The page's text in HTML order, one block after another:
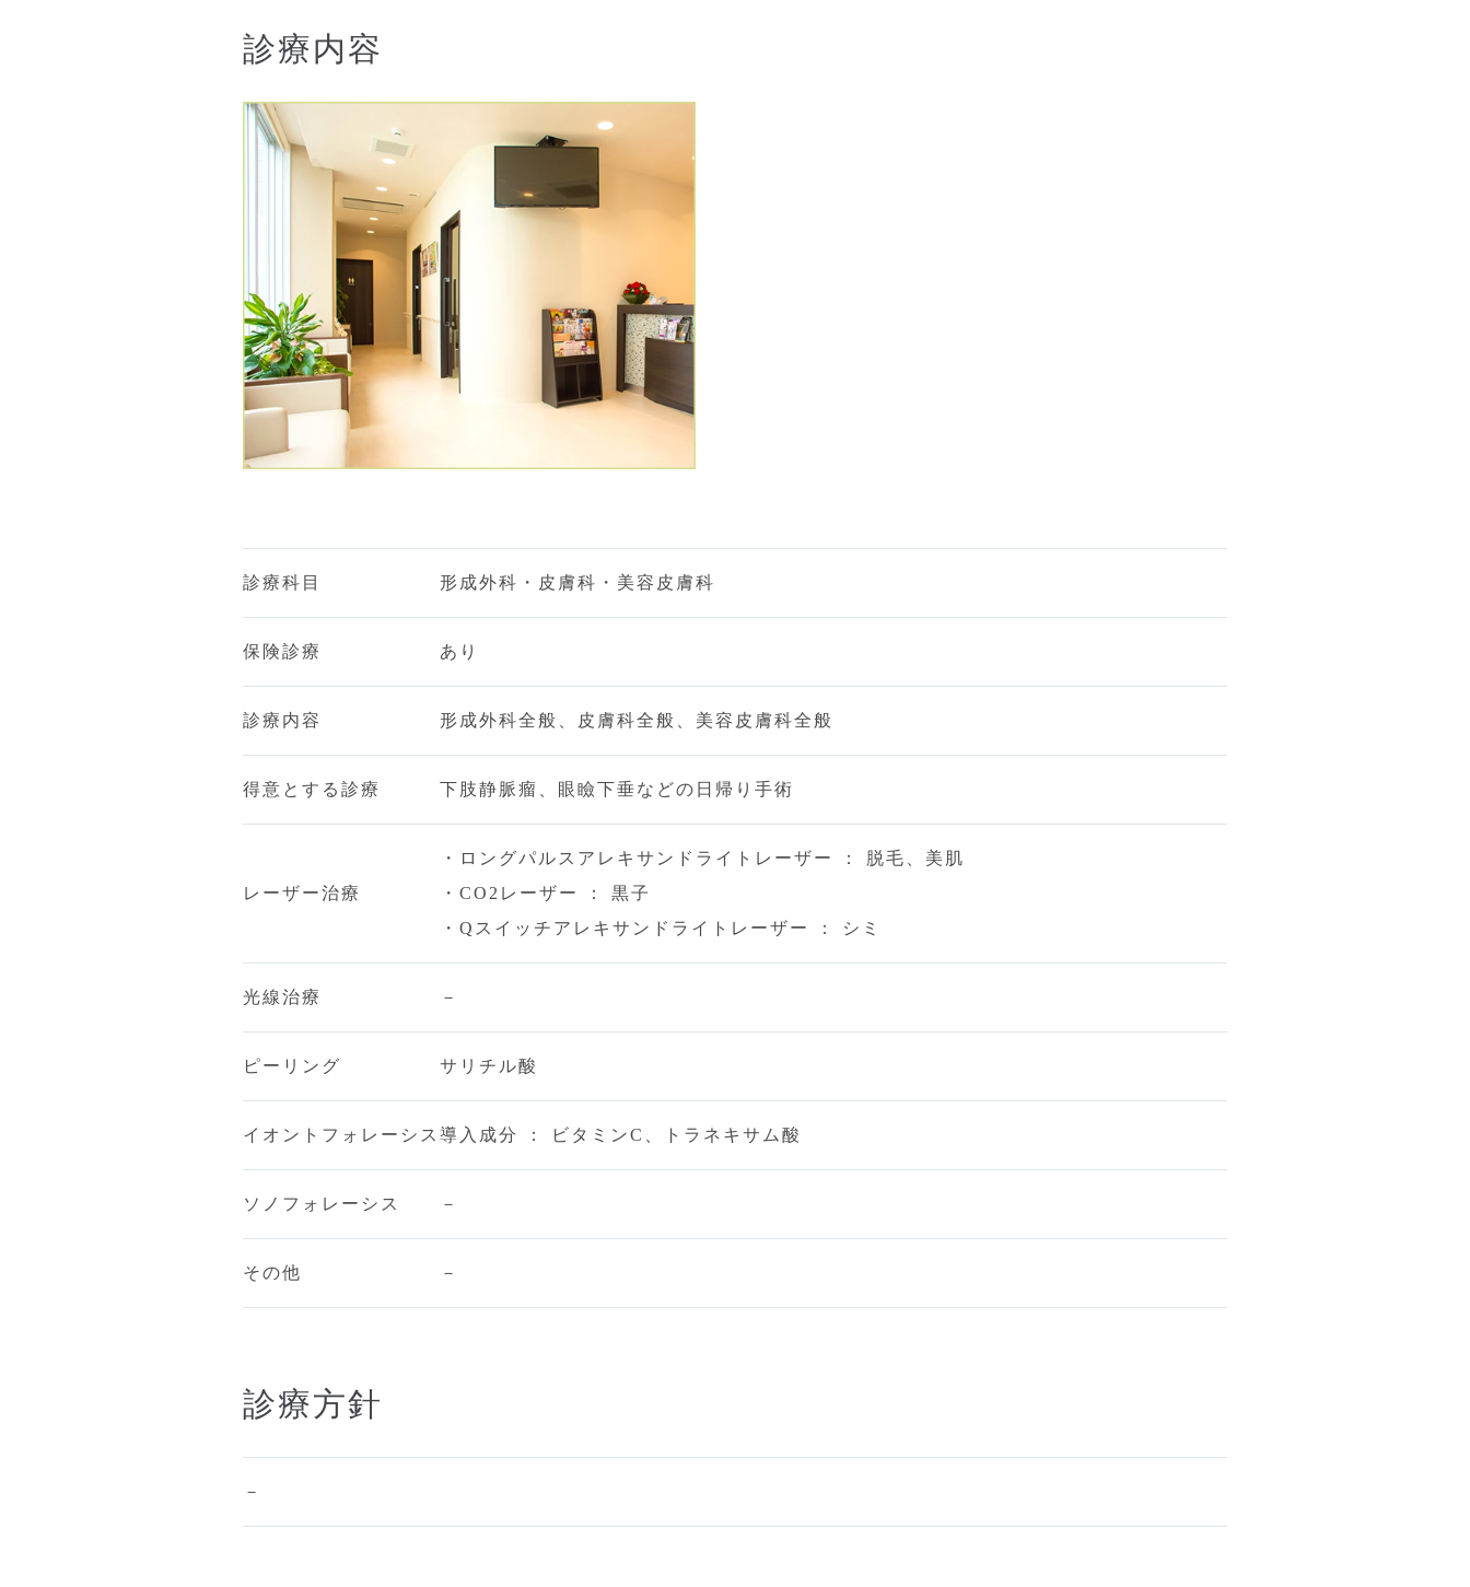
診療内容
診療科目 形成外科・皮膚科・美容皮膚科
保険診療 あり
診療内容 形成外科全般、皮膚科全般、美容皮膚科全般
得意とする診療 下肢静脈瘤、眼瞼下垂などの日帰り手術
レーザー治療
・ロングパルスアレキサンドライトレーザー ： 脱毛、美肌
・CO2レーザー ： 黒子
・Qスイッチアレキサンドライトレーザー ： シミ
光線治療 －
ピーリング サリチル酸
イオントフォレーシス 導入成分 ： ビタミンC、トラネキサム酸
ソノフォレーシス －
その他 －
診療方針
－